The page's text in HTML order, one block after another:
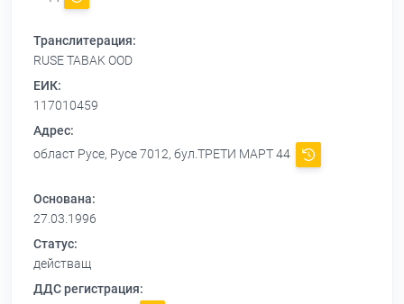
Транслитерация:
RUSE TABAK OOD
ЕИК:
117010459
Адрес:
област Русе, Русе 7012, бул.ТРЕТИ МАРТ 44
Основана:
27.03.1996
Статус:
действащ
ДДС регистрация: